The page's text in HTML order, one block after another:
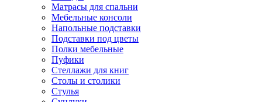
Матрасы для спальни
Мебельные консоли
Напольные подставки
Подставки под цветы
Полки мебельные
Пуфики
Стеллажи для книг
Столы и столики
Стулья